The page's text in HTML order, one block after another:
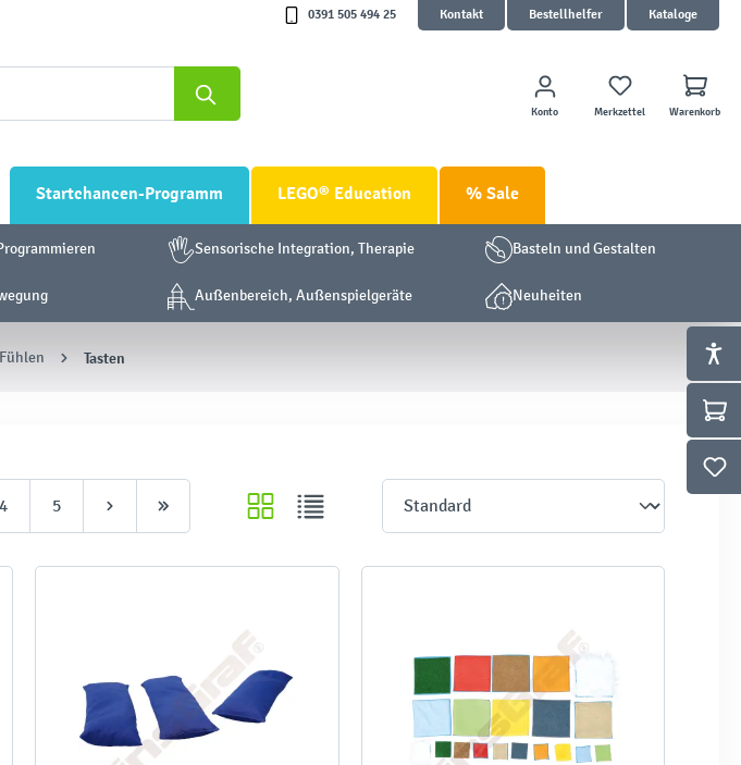
0391 505 494 25 Kontakt Bestellhelfer Kataloge
Konto Merkzettel Warenkorb
Startchancen-Programm LEGO® Education % Sale
Sensorische Integration, Therapie Basteln und Gestalten
Außenbereich, Außenspielgeräte Neuheiten
Tasten
4 5